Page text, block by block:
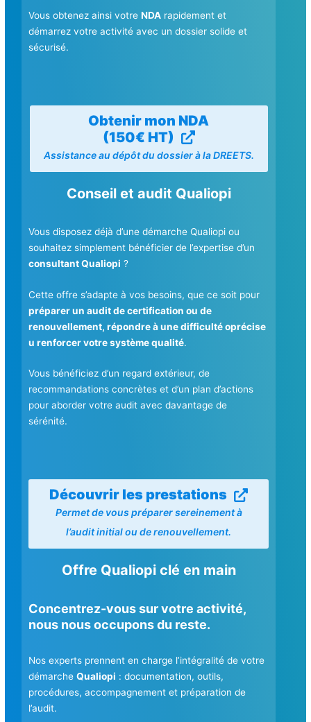
Vous obtenez ainsi votreNDA rapidement et
démarrez votre activité avec un dossier solide et
sécurisé.
Obtenir mon NDA
(150€ HT)
Assistance au dépôt du dossier à la DREETS.
Conseil et audit Qualiopi
Vous disposez déjà d’une démarche Qualiopi ou
souhaitez simplement bénéficier de l’expertise d’un
consultant Qualiopi ?
Cette offre s’adapte à vos besoins, que ce soit pour
préparer un audit de certification ou de
renouvellement, répondre à une difficulté oprécise
u renforcer votre système qualité.
Vous bénéficiez d’un regard extérieur, de
recommandations concrètes et d’un plan d’actions
pour aborder votre audit avec davantage de
sérénité.
Découvrir les prestations
Permet de vous préparer sereinement à
l’audit initial ou de renouvellement.
Offre Qualiopi clé en main
Concentrez-vous sur votre activité,
nous nous occupons du reste.
Nos experts prennent en charge l’intégralité de votre
démarcheQualiopi : documentation, outils,
procédures, accompagnement et préparation de
l’audit.